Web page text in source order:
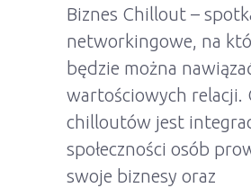
Biznes Chillout –
networkingowe, na
będzie można
wartościowych relacji.
chilloutów jest
społeczności osób
swoje biznesy oraz